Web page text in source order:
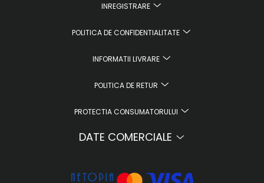
INREGISTRARE
POLITICA DE CONFIDENTIALITATE
INFORMATII LIVRARE
POLITICA DE RETUR
PROTECTIA CONSUMATORULUI
DATE COMERCIALE